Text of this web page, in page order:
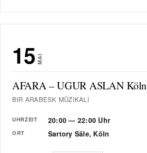
15 MAI
AFARA – UGUR ASLAN Köln
BIR ARABESK MÜZIKALI
UHRZEIT 20:00 — 22:00 Uhr
ORT Sartory Säle, Köln